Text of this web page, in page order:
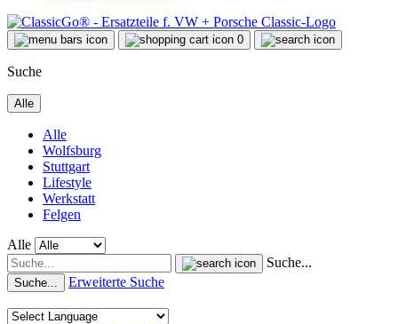
0
Suche
Alle
Alle
Wolfsburg
Stuttgart
Lifestyle
Werkstatt
Felgen
Alle
Suche...
Suche... Erweiterte Suche